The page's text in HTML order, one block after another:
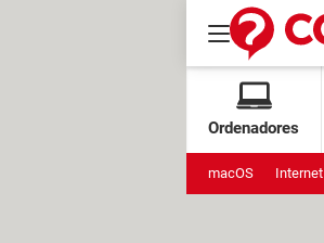
Ordenadores
macOS Internet